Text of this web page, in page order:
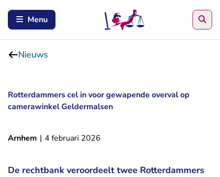
Menu
Nieuws
Rotterdammers cel in voor gewapende overval op
camerawinkel Geldermalsen
Arnhem | 4 februari 2026
De rechtbank veroordeelt twee Rotterdammers